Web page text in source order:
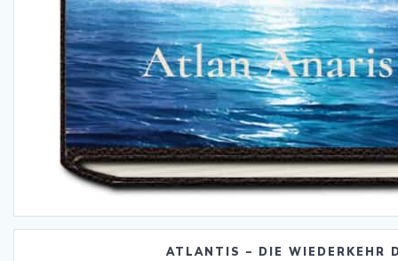
ATLANTIS – DIE WIEDERKEHR